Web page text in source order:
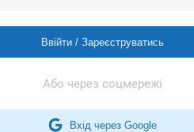
Ввійти / Зареєструватись
Вхід через Google